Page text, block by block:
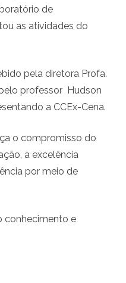
de
as atividades do
pela diretora Profa.
professor Hudson
a CCEx-Cena.
o compromisso do
a excelência
por meio de
conhecimento e